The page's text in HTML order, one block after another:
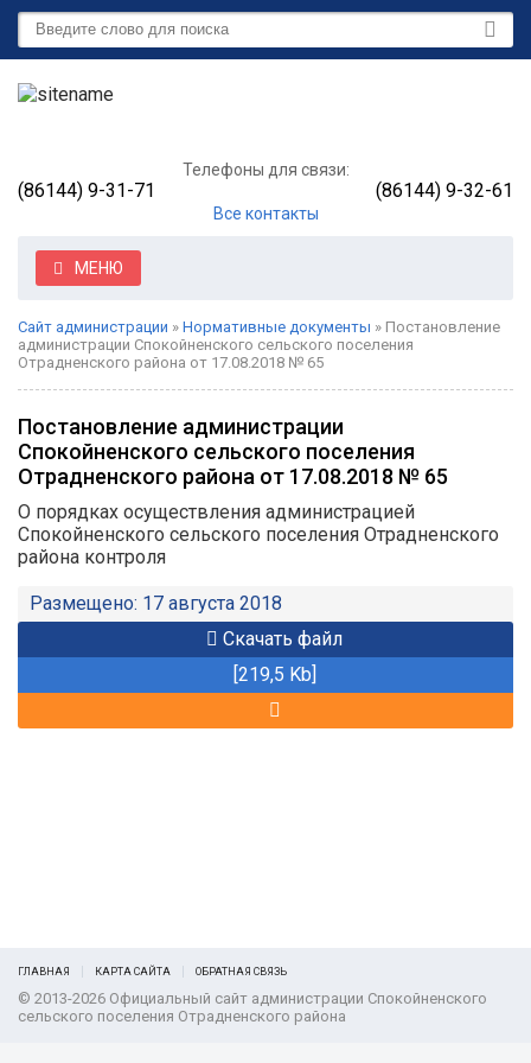
Телефоны для связи:
(86144) 9-31-71 (86144) 9-32-61
Все контакты
МЕНЮ
Сайт администрации » Нормативные документы » Постановление
администрации Спокойненского сельского поселения
Отрадненского района от 17.08.2018 № 65
Постановление администрации
Спокойненского сельского поселения
Отрадненского района от 17.08.2018 № 65
О порядках осуществления администрацией
Спокойненского сельского поселения Отрадненского
района контроля
Размещено: 17 августа 2018
Скачать файл
[219,5 Kb]
ГЛАВНАЯ КАРТА САЙТА ОБРАТНАЯ СВЯЗЬ
© 2013-2026 Официальный сайт администрации Спокойненского
сельского поселения Отрадненского района